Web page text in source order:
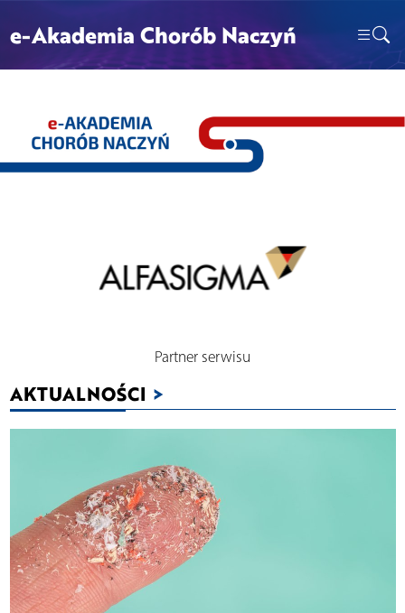
e-Akademia Chorób Naczyń
Partner serwisu
AKTUALNOŚCI >